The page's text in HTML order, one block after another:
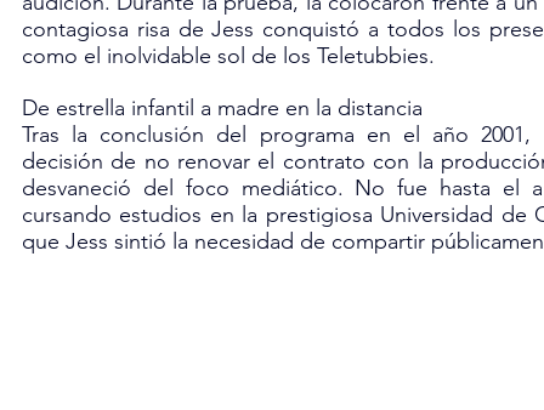
contagiosa risa de Jess conquistó a todos los
como el inolvidable sol de los Teletubbies.
De estrella infantil a madre en la distancia
Tras la conclusión del programa en el año
decisión de no renovar el contrato con la
desvaneció del foco mediático. No fue hasta el
cursando estudios en la prestigiosa Universidad de
que Jess sintió la necesidad de compartir